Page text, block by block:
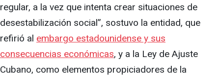
regular, a la vez que intenta crear situaciones de
desestabilización social”, sostuvo la entidad, que
refirió al embargo estadounidense y sus
consecuencias económicas, y a la Ley de Ajuste
Cubano, como elementos propiciadores de la